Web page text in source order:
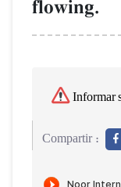
flowing.
Informar
Compartir :